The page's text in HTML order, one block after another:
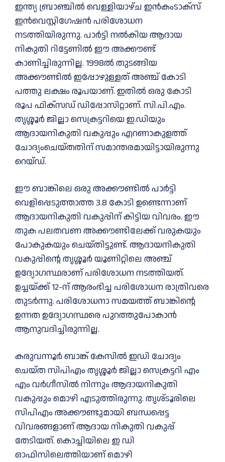
ഇന്ത്യ ബ്രാഞ്ചില്‍ വെള്ളിയാഴ്ച ഇന്‍കംടാക്‌സ്
ഇന്‍വെസ്റ്റിഗേഷന്‍ പരിശോധന
നടത്തിയിരുന്നു. പാര്‍ട്ടി നല്‍കിയ ആദായ
നികുതി റിട്ടേണില്‍ ഈ അക്കൗണ്ട്
കാണിച്ചിരുന്നില്ല. 1998ല്‍ തുടങ്ങിയ
അക്കൗണ്ടില്‍ ഇപ്പോഴുള്ളത് അഞ്ച് കോടി
പത്തു ലക്ഷം രൂപയാണ്. ഇതില്‍ ഒരു കോടി
രൂപ ഫിക്‌സഡ് ഡിപ്പോസിറ്റാണ്. സി.പി.എം.
തൃശ്ശൂര്‍ ജില്ലാ സെക്രട്ടറിയെ ഇ.ഡിയും
ആദായനികുതി വകുപ്പും എറണാകുളത്ത്
ചോദ്യംചെയ്തതിന് സമാന്തരമായിട്ടായിരുന്നു
റെയ്ഡ്.
ഈ ബാങ്കിലെ ഒരു അക്കൗണ്ടില്‍ പാര്‍ട്ടി
വെളിപ്പെടുത്താത്ത 3.8 കോടി ഉണ്ടെന്നാണ്
ആദായനികുതി വകുപ്പിന് കിട്ടിയ വിവരം. ഈ
തുക പലതവണ അക്കൗണ്ടിലേക്ക് വരുകയും
പോകുകയും ചെയ്തിട്ടുണ്ട്. ആദായനികുതി
വകുപ്പിന്റെ തൃശ്ശൂര്‍ യൂണിറ്റിലെ അഞ്ച്
ഉദ്യോഗസ്ഥരാണ് പരിശോധന നടത്തിയത്.
ഉച്ചയ്ക്ക് 12-ന് ആരംഭിച്ച പരിശോധന രാത്രിവരെ
തുടര്‍ന്നു. പരിശോധനാ സമയത്ത് ബാങ്കിന്റെ
ഉന്നത ഉദ്യോഗസ്ഥരെ പുറത്തുപോകാന്‍
ആനുവദിച്ചിരുന്നില്ല.
കരുവന്നൂര്‍ ബാങ്ക് കേസില്‍ ഇഡി ചോദ്യം
ചെയ്ത സിപിഎം തൃശ്ശൂര്‍ ജില്ലാ സെക്രട്ടറി എം
എം വര്‍ഗീസില്‍ നിന്നും ആദായനികുതി
വകുപ്പും മൊഴി എടുത്തിരുന്നു. തൃശ്ടൂരിലെ
സിപിഎം അക്കൗണ്ടുമായി ബന്ധപ്പെട്ട
വിവരങ്ങളാണ് ആദായ നികുതി വകുപ്പ്
തേടിയത്. കൊച്ചിയിലെ ഇ ഡി
ഓഫിസിലെത്തിയാണ് മൊഴി